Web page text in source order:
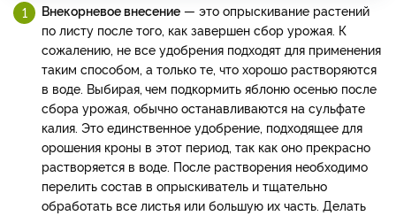
Внекорневое внесение — это опрыскивание растений
по листу после того, как завершен сбор урожая. К
сожалению, не все удобрения подходят для применения
таким способом, а только те, что хорошо растворяются
в воде. Выбирая, чем подкормить яблоню осенью после
сбора урожая, обычно останавливаются на сульфате
калия. Это единственное удобрение, подходящее для
орошения кроны в этот период, так как оно прекрасно
растворяется в воде. После растворения необходимо
перелить состав в опрыскиватель и тщательно
обработать все листья или большую их часть. Делать